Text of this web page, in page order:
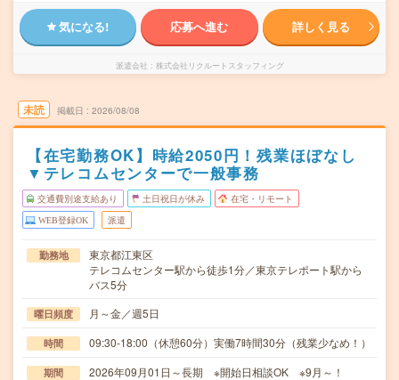
気になる! 応募へ進む 詳しく見る
派遣会社 株式会社リクルートスタッフィング
未読 掲載日 2026/08/08
【在宅勤務OK】時給2050円！残業ほぼなし
▼テレコムセンターで一般事務
交通費別途支給あり 土日祝日が休み 在宅・リモート
WEB登録OK 派遣
勤務地
東京都江東区
テレコムセンター駅から徒歩1分／東京テレポート駅から
バス5分
曜日頻度 月～金／週5日
時間 09:30-18:00（休憩60分）実働7時間30分（残業少なめ！）
期間 2026年09月01日～長期 ※開始日相談OK ※9月～！